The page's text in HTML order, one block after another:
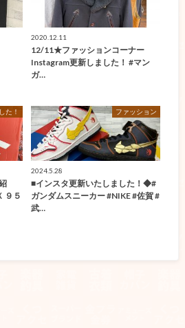
2020.12.11
12/11★ファッションコーナー
Instagram更新しました！ #マン
ガ…
た！
９５
ファッション
2024.5.28
■インスタ更新いたしました！◆#
ガンダムスニーカー #NIKE #佐賀 #
武…